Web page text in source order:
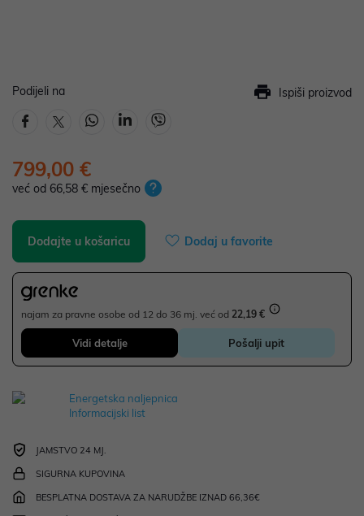
Podijeli na Ispiši proizvod
799,00 €
već od 66,58 € mjesečno
Dodajte u košaricu Dodaj u favorite
najam za pravne osobe od 12 do 36 mj. već od 22,19 €
Vidi detalje Pošalji upit
Energetska naljepnica
Informacijski list
JAMSTVO 24 MJ.
SIGURNA KUPOVINA
BESPLATNA DOSTAVA ZA NARUDŽBE IZNAD 66,36€